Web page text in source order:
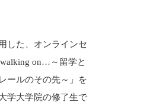
した、オンラインセ
walking on…～留学と
ールのその先～」を
学大学院の修了生で